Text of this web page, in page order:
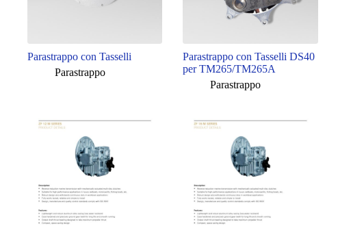
Parastrappo con Tasselli
Parastrappo
Parastrappo con Tasselli DS40
per TM265/TM265A
Parastrappo